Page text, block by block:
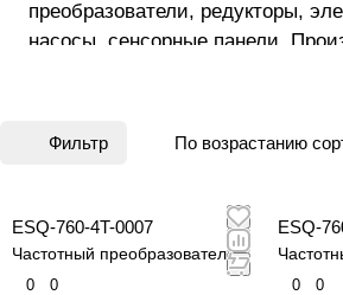
преобразователи, редукторы,
насосы, сенсорные панели.
Фильтр По возрастанию
ESQ-760-4T-0007
Частотный преобразователь
0 0
ESQ-
0 0